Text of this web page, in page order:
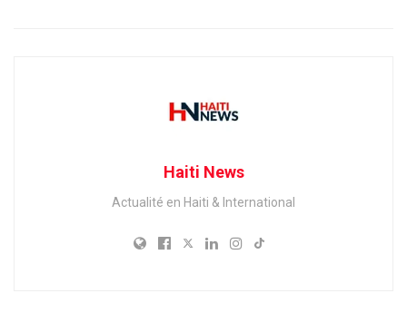
Haiti News
Actualité en Haiti & International